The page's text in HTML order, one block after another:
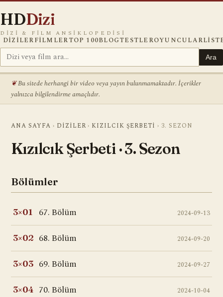
HDDizi
DIZI & FILM ANSIKLOPEDISI
DIZILERFILMLERTOP 100BLOGTESTLEROYUNCULAR
Ara
Bu sitede herhangi bir video veya yayın bulunmamaktadır. İçerikler
yalnızca bilgilendirme amaçlıdır.
ANA SAYFA › DIZILER › KIZILCIK ŞERBETI › 3. SEZON
Kızılcık Şerbeti · 3. Sezon
Bölümler
3×01 67. Bölüm 2024-09-13
3×02 68. Bölüm 2024-09-20
3×03 69. Bölüm 2024-09-27
3×04 70. Bölüm 2024-10-04